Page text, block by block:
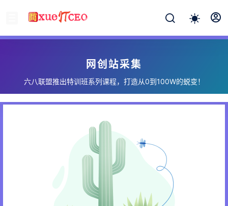
网创站采集
六八联盟推出特训班系列课程，打造从0到100W的蜕变！